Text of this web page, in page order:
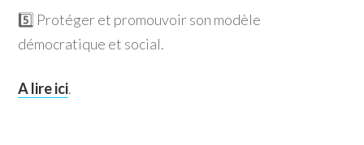
5️⃣ Protéger et promouvoir son modèle
démocratique et social.
A lire ici.